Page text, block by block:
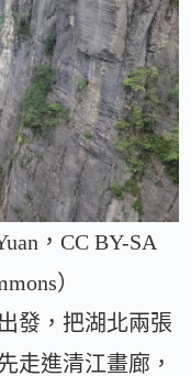
，CC BY-SA
）
發，把湖北兩張
走進清江畫廊，